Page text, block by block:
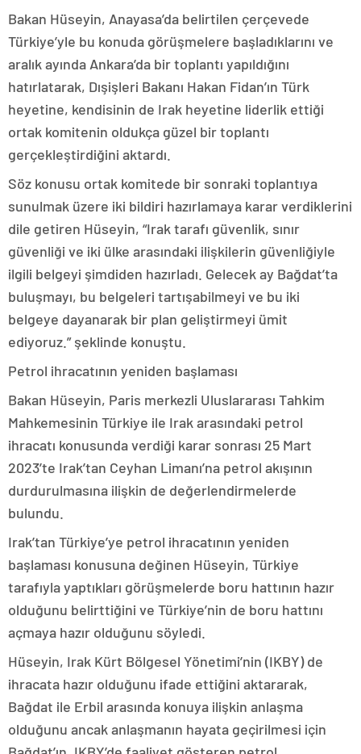
Bakan Hüseyin, Anayasa’da belirtilen çerçevede
Türkiye’yle bu konuda görüşmelere başladıklarını ve
aralık ayında Ankara’da bir toplantı yapıldığını
hatırlatarak, Dışişleri Bakanı Hakan Fidan’ın Türk
heyetine, kendisinin de Irak heyetine liderlik ettiği
ortak komitenin oldukça güzel bir toplantı
gerçekleştirdiğini aktardı.
Söz konusu ortak komitede bir sonraki toplantıya
sunulmak üzere iki bildiri hazırlamaya karar verdiklerini
dile getiren Hüseyin, “Irak tarafı güvenlik, sınır
güvenliği ve iki ülke arasındaki ilişkilerin güvenliğiyle
ilgili belgeyi şimdiden hazırladı. Gelecek ay Bağdat’ta
buluşmayı, bu belgeleri tartışabilmeyi ve bu iki
belgeye dayanarak bir plan geliştirmeyi ümit
ediyoruz.” şeklinde konuştu.
Petrol ihracatının yeniden başlaması
Bakan Hüseyin, Paris merkezli Uluslararası Tahkim
Mahkemesinin Türkiye ile Irak arasındaki petrol
ihracatı konusunda verdiği karar sonrası 25 Mart
2023’te Irak’tan Ceyhan Limanı’na petrol akışının
durdurulmasına ilişkin de değerlendirmelerde
bulundu.
Irak’tan Türkiye’ye petrol ihracatının yeniden
başlaması konusuna değinen Hüseyin, Türkiye
tarafıyla yaptıkları görüşmelerde boru hattının hazır
olduğunu belirttiğini ve Türkiye’nin de boru hattını
açmaya hazır olduğunu söyledi.
Hüseyin, Irak Kürt Bölgesel Yönetimi’nin (IKBY) de
ihracata hazır olduğunu ifade ettiğini aktararak,
Bağdat ile Erbil arasında konuya ilişkin anlaşma
olduğunu ancak anlaşmanın hayata geçirilmesi için